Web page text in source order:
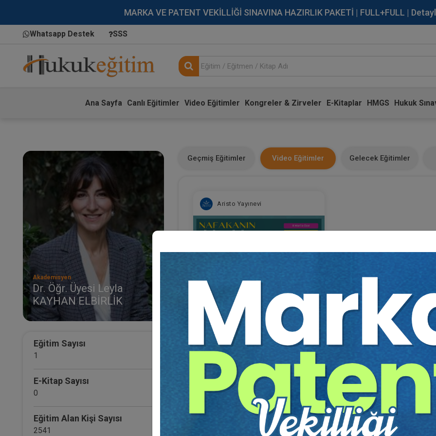
MARKA VE PATENT VEKİLLİĞİ SINAVINA HAZIRLIK PAKETİ | FULL+FULL |
Whatsapp Destek SSS
Ana Sayfa Canlı Eğitimler Video Eğitimler Kongreler & Zirveler E-Kitaplar HMGS Hukuk
Akademisyen
Dr. Öğr. Üyesi Leyla
KAYHAN ELBİRLİK
Eğitim Sayısı
1
E-Kitap Sayısı
0
Eğitim Alan Kişi Sayısı
2541
Geçmiş Eğitimler Video Eğitimler Gelecek Eğitimler
Aristo Yayınevi
Nafakanın Dünü, Bugünü ve
Yarını Video Eğitimi
ARMAĞANIMIZDIR
Sepete Ekle